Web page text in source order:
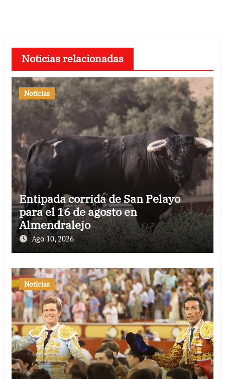
Noticias relacionadas
Noticias
Entipada corrida de San Pelayo
para el 16 de agosto en
Almendralejo
Ago 10, 2026
Noticias